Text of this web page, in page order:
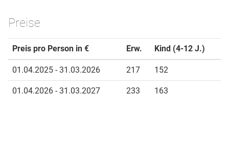
Preise
Preis pro Person in € Erw. Kind (4-12 J.)
01.04.2025 - 31.03.2026 217 152
01.04.2026 - 31.03.2027 233 163